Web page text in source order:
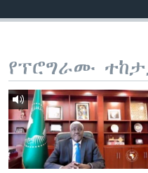
የፕሮግራሙ